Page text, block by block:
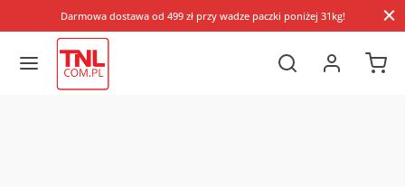
Darmowa dostawa od 499 zł przy wadze paczki poniżej 31kg!